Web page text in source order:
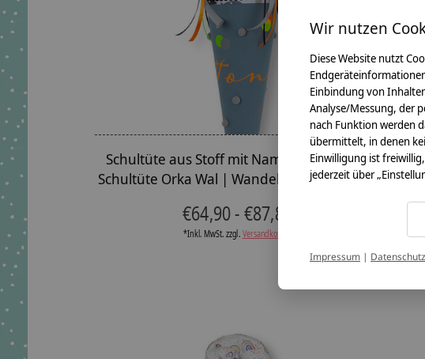
Schultüte aus Stoff mit Namen | Musselin
Schultüte Orka Wal | Wandelbar zum Kissen
€64,90 - €87,80
*Inkl. MwSt. zzgl.Versandkosten
Wir nutzen
Diese Website nutzt
Einbindung von
Analyse/Messung, der
nach Funktion werden
übermittelt, in denen
Einwilligung ist
jederzeit über
Impressum |